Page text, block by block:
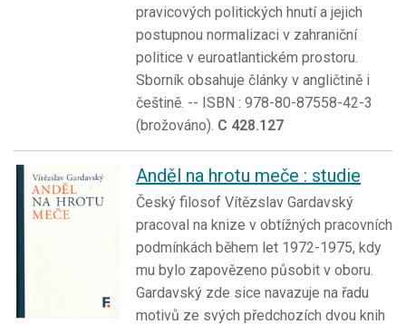
pravicových politických hnutí a jejich
postupnou normalizaci v zahraniční
politice v euroatlantickém prostoru.
Sborník obsahuje články v angličtině i
češtině. -- ISBN : 978-80-87558-42-3
(brožováno). C 428.127
Anděl na hrotu meče : studie
Český filosof Vítězslav Gardavský
pracoval na knize v obtížných pracovních
podmínkách během let 1972-1975, kdy
mu bylo zapovězeno působit v oboru.
Gardavský zde sice navazuje na řadu
motivů ze svých předchozích dvou knih